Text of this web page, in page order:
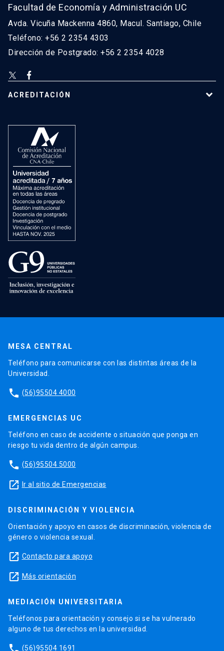
Facultad de Economía y Administración UC
Avda. Vicuña Mackenna 4860, Macul. Santiago, Chile
Teléfono: +56 2 2354 4303
Dirección de Postgrado: +56 2 2354 4028
ACREDITACIÓN
MESA CENTRAL
Teléfono para comunicarse con las distintas áreas de la
Universidad.
phone (56)95504 4000
EMERGENCIAS UC
Teléfono en caso de accidente o situación que ponga en
riesgo tu vida dentro de algún campus.
phone (56)95504 5000
launch Ir al sitio de Emergencias
DISCRIMINACIÓN Y VIOLENCIA
Orientación y apoyo en casos de discriminación, violencia de
género o violencia sexual.
launch Contacto para apoyo
launch Más orientación
MEDIACIÓN UNIVERSITARIA
Teléfonos para orientación y consejo si se ha vulnerado
alguno de tus derechos en la universidad.
(56)95504 1691